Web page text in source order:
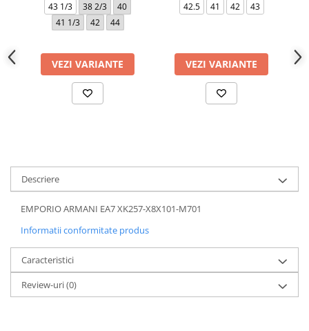
43 1/3
38 2/3
40
41 1/3
42 44
VEZI VARIANTE
42.5
41 42 43
VEZI VARIANTE
Descriere
EMPORIO ARMANI EA7 XK257-X8X101-M701
Informatii conformitate produs
Caracteristici
Review-uri(0)